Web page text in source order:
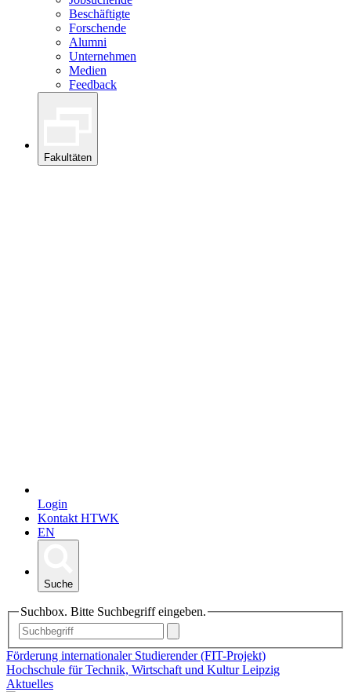
Beschäftigte
Forschende
Alumni
Unternehmen
Medien
Feedback
Fakultäten
Login
Kontakt HTWK
EN
Suche
Suchbox. Bitte Suchbegriff eingeben.
Förderung internationaler Studierender (FIT-Projekt)
Hochschule für Technik, Wirtschaft und Kultur Leipzig
Aktuelles